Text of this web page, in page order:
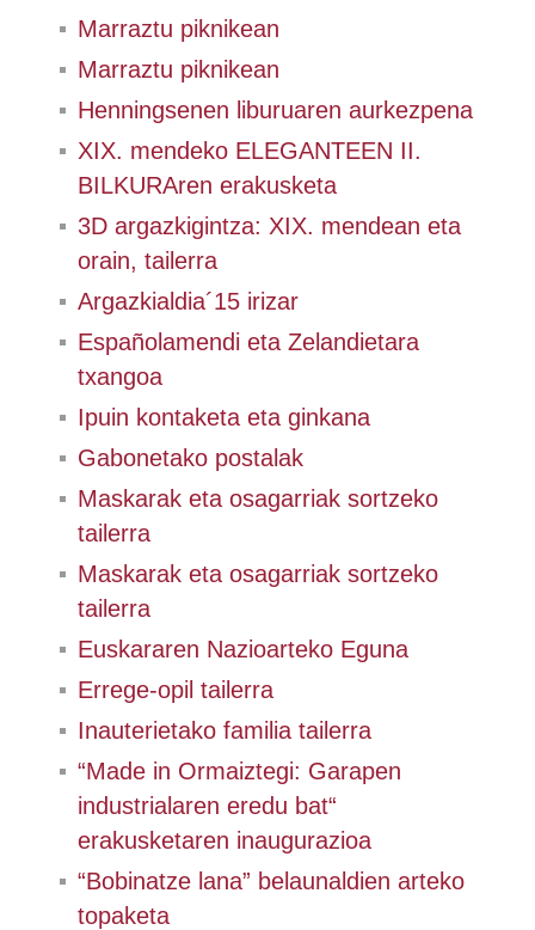
Marraztu piknikean
Marraztu piknikean
Henningsenen liburuaren aurkezpena
XIX. mendeko ELEGANTEEN II.
BILKURAren erakusketa
3D argazkigintza: XIX. mendean eta
orain, tailerra
Argazkialdia´15 irizar
Españolamendi eta Zelandietara
txangoa
Ipuin kontaketa eta ginkana
Gabonetako postalak
Maskarak eta osagarriak sortzeko
tailerra
Maskarak eta osagarriak sortzeko
tailerra
Euskararen Nazioarteko Eguna
Errege-opil tailerra
Inauterietako familia tailerra
“Made in Ormaiztegi: Garapen
industrialaren eredu bat“
erakusketaren inaugurazioa
“Bobinatze lana” belaunaldien arteko
topaketa